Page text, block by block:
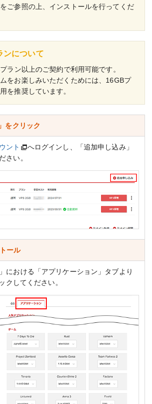
ご参照の上、インストールを行ってくだ
ンについて
ラン以上のご契約で利用可能です。
をお楽しみいただくためには、16GBプ
を推奨しています。
をクリック
ント
へログインし、「追加申し込み」
さい。
ール
における「アプリケーション」タブより
クしてください。